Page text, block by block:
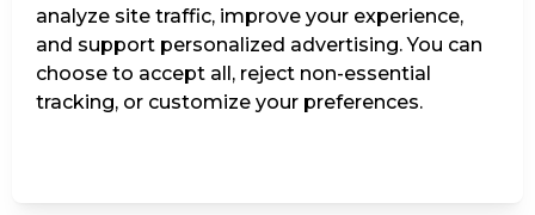
analyze site traffic, improve your experience,
and support personalized advertising. You can
choose to accept all, reject non-essential
tracking, or customize your preferences.